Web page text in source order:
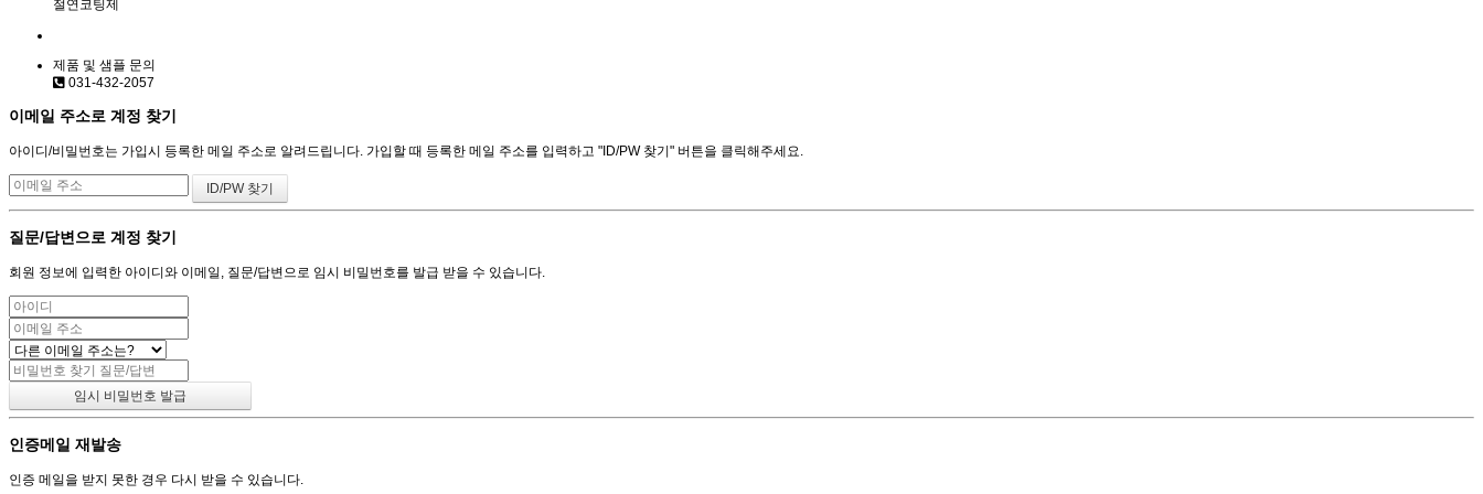
절연코팅제
제품 및 샘플 문의
031-432-2057
이메일 주소로 계정 찾기
아이디/비밀번호는 가입시 등록한 메일 주소로 알려드립니다. 가입할 때 등록한 메일 주소를 입력하고 "ID/PW 찾기" 버튼을 클릭해주세요.
질문/답변으로 계정 찾기
회원 정보에 입력한 아이디와 이메일, 질문/답변으로 임시 비밀번호를 발급 받을 수 있습니다.
인증메일 재발송
인증 메일을 받지 못한 경우 다시 받을 수 있습니다.